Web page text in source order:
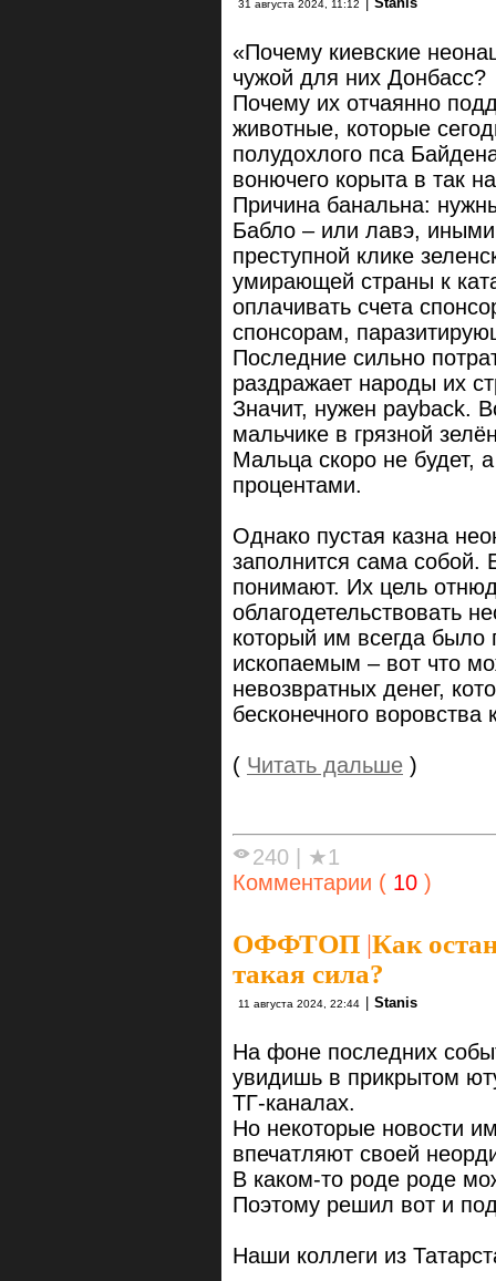
31 августа 2024, 11:12
«Почему киевские
чужой для них Донбасс?
Почему их отчаянно
животные, которые
полудохлого пса
вонючего корыта в так
Причина банальна:
Бабло – или лавэ,
преступной клике
умирающей страны к
оплачивать счета
спонсорам,
Последние сильно
раздражает народы их
Значит, нужен payback.
мальчике в грязной
Мальца скоро не будет,
процентами.
Однако пустая казна
заполнится сама собой.
понимают. Их цель
облагодетельствовать
который им всегда было
ископаемым – вот что
невозвратных денег,
бесконечного
( Читать дальше )
240
★1
Комментарии ( 10 )
ОФФТОП |Как
такая сила?
11 августа 2024, 22:44 Stanis
На фоне последних
увидишь в прикрытом
ТГ-каналах.
Но некоторые новости
впечатляют своей
В каком-то роде роде
Поэтому решил вот и
Наши коллеги из